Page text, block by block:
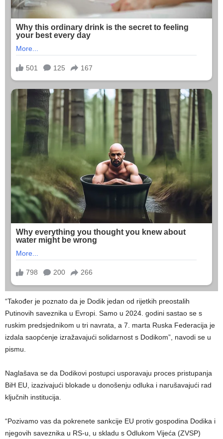
“Također je poznato da je Dodik jedan od rijetkih preostalih
Putinovih saveznika u Evropi. Samo u 2024. godini sastao se s
ruskim predsjednikom u tri navrata, a 7. marta Ruska Federacija je
izdala saopćenje izražavajući solidarnost s Dodikom”, navodi se u
pismu.
Naglašava se da Dodikovi postupci usporavaju proces pristupanja
BiH EU, izazivajući blokade u donošenju odluka i narušavajući rad
ključnih institucija.
“Pozivamo vas da pokrenete sankcije EU protiv gospodina Dodika i
njegovih saveznika u RS-u, u skladu s Odlukom Vijeća (ZVSP)